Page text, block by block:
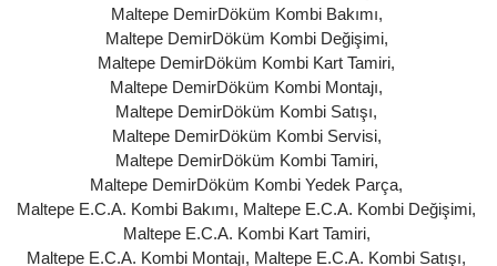
Maltepe DemirDöküm Kombi Bakımı,
Maltepe DemirDöküm Kombi Değişimi,
Maltepe DemirDöküm Kombi Kart Tamiri,
Maltepe DemirDöküm Kombi Montajı,
Maltepe DemirDöküm Kombi Satışı,
Maltepe DemirDöküm Kombi Servisi,
Maltepe DemirDöküm Kombi Tamiri,
Maltepe DemirDöküm Kombi Yedek Parça,
Maltepe E.C.A. Kombi Bakımı, Maltepe E.C.A. Kombi Değişimi,
Maltepe E.C.A. Kombi Kart Tamiri,
Maltepe E.C.A. Kombi Montajı, Maltepe E.C.A. Kombi Satışı,